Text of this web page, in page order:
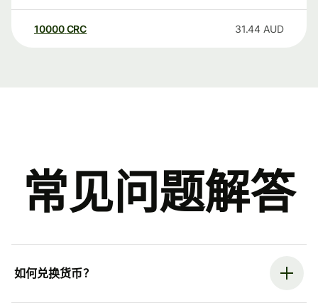
10000 CRC 31.44 AUD
常见问题解答
如何兑换货币？